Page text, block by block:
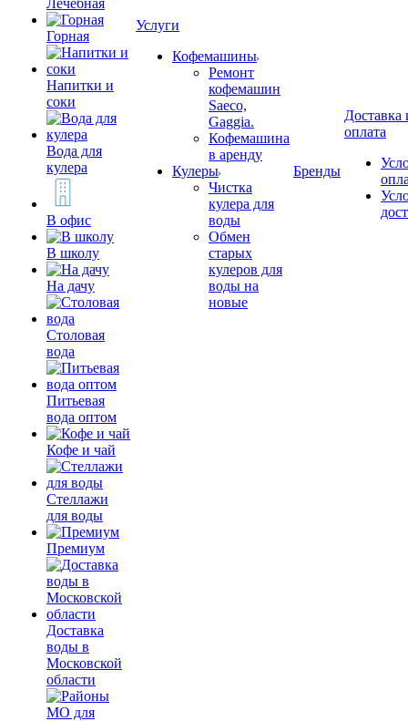
Лечебная
Горная
Напитки и
соки
Вода для
кулера
В офис
В школу
На дачу
Столовая
вода
Питьевая
вода оптом
Кофе и чай
Стеллажи
для воды
Премиум
Доставка
воды в
Московской
области
Услуги
Кофемашины
Ремонт
кофемашин
Saeco,
Gaggia.
Кофемашина
в аренду
Кулеры
Чистка
кулера для
воды
Обмен
старых
кулеров для
воды на
новые
Бренды
Доставка
оплата